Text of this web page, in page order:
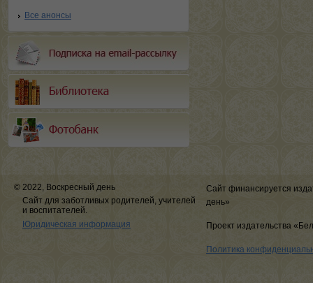
Все анонсы
© 2022, Воскресный день
Сайт для заботливых родителей, учителей
и воспитателей.
Юридическая информация
Сайт финансируется
день»
Проект издательства
Политика